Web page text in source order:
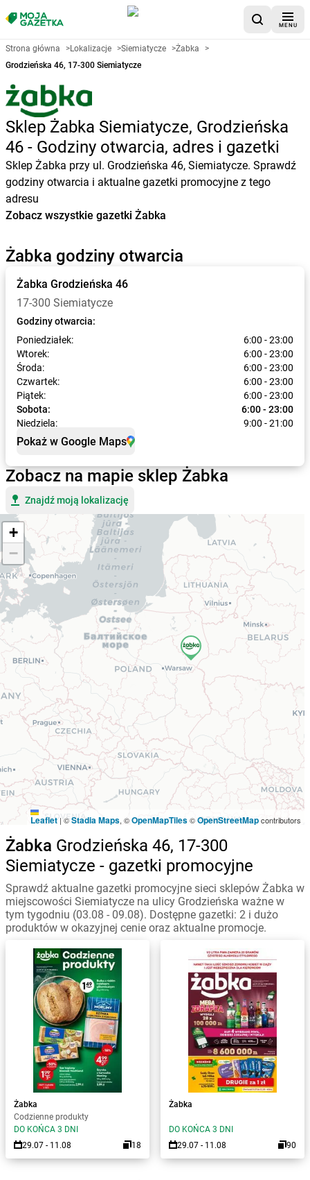
MENU
Strona główna >Lokalizacje >Siemiatycze >Żabka
>
Grodzieńska 46, 17-300 Siemiatycze
Sklep Żabka Siemiatycze, Grodzieńska
46 - Godziny otwarcia, adres i gazetki
Sklep Żabka przy ul. Grodzieńska 46, Siemiatycze. Sprawdź
godziny otwarcia i aktualne gazetki promocyjne z tego
adresu
Zobacz wszystkie gazetki Żabka
Żabka godziny otwarcia
Żabka Grodzieńska 46
17-300 Siemiatycze
Godziny otwarcia:
Poniedziałek:
6:00 - 23:00
Wtorek:
6:00 - 23:00
Środa:
6:00 - 23:00
Czwartek:
6:00 - 23:00
Piątek:
6:00 - 23:00
Sobota:
6:00 - 23:00
Niedziela:
9:00 - 21:00
Pokaż w Google Maps
Zobacz na mapie sklep Żabka
Znajdź moją lokalizację
+
−
Leaflet |©Stadia Maps, ©OpenMapTiles©OpenStreetMapcontributors
Żabka Grodzieńska 46, 17-300
Siemiatycze - gazetki promocyjne
Sprawdź aktualne gazetki promocyjne sieci sklepów Żabka w
miejscowości Siemiatycze na ulicy Grodzieńska ważne w
tym tygodniu (03.08 - 09.08). Dostępne gazetki: 2 i dużo
produktów w okazyjnej cenie oraz aktualne promocje.
Żabka
Codzienne produkty
DO KOŃCA 3 DNI
29.07 - 11.08
18
Żabka
DO KOŃCA 3 DNI
29.07 - 11.08
90